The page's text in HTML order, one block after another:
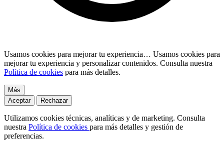
Usamos cookies para mejorar tu experiencia… Usamos cookies para
mejorar tu experiencia y personalizar contenidos. Consulta nuestra
Política de cookies para más detalles.
Más
Aceptar
Rechazar
Utilizamos cookies técnicas, analíticas y de marketing. Consulta
nuestra Política de cookies para más detalles y gestión de
preferencias.